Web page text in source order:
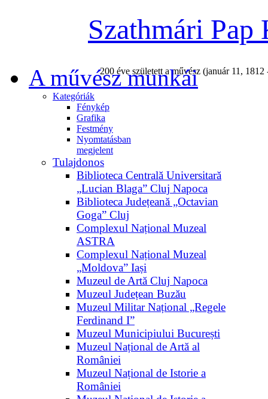
Szathmári Pap
200 éve született a művész (január 11,
A művész munkái
Kategóriák
Fénykép
Grafika
Festmény
Nyomtatásban
megjelent
Tulajdonos
Biblioteca Centrală Universitară
„Lucian Blaga” Cluj Napoca
Biblioteca Județeană „Octavian
Goga” Cluj
Complexul Național Muzeal
ASTRA
Complexul Național Muzeal
„Moldova” Iași
Muzeul de Artă Cluj Napoca
Muzeul Județean Buzău
Muzeul Militar Național „Regele
Ferdinand I”
Muzeul Municipiului București
Muzeul Național de Artă al
României
Muzeul Național de Istorie a
României